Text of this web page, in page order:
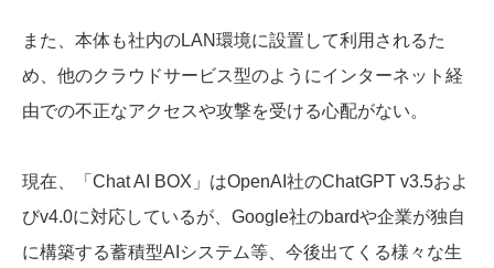
また、本体も社内のLAN環境に設置して利用されるた
め、他のクラウドサービス型のようにインターネット経
由での不正なアクセスや攻撃を受ける心配がない。
現在、「Chat AI BOX」はOpenAI社のChatGPT v3.5およ
びv4.0に対応しているが、Google社のbardや企業が独自
に構築する蓄積型AIシステム等、今後出てくる様々な生